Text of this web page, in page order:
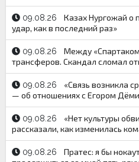
09.08.26
Казах Нургожай о
удар, как в последний раз»
09.08.26
Между
трансферов. Скандал сломал
09.08.26
«Связь возникла
— об отношениях с Егором
09.08.26
«Нет культуры
рассказали, как изменилась
09.08.26
Пратес: я бы